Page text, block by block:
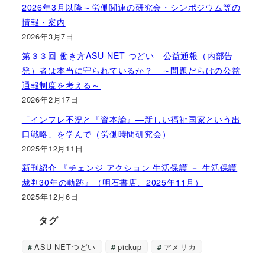
2026年3月以降～労働関連の研究会・シンポジウム等の
情報・案内
2026年3月7日
第３３回 働き方ASU-NET つどい 公益通報（内部告
発）者は本当に守られているか？ ～問題だらけの公益
通報制度を考える～
2026年2月17日
「インフレ不況と『資本論』―新しい福祉国家という出
口戦略」を学んで（労働時間研究会）
2025年12月11日
新刊紹介 『チェンジ アクション 生活保護 － 生活保護
裁判30年の軌跡』（明石書店、2025年11月）
2025年12月6日
タグ
ASU-NETつどい pickup
アメリカ